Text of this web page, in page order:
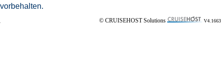
vorbehalten.
© CRUISEHOST Solutions V4.1663